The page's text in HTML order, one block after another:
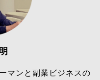
マンと副業ビジネスの